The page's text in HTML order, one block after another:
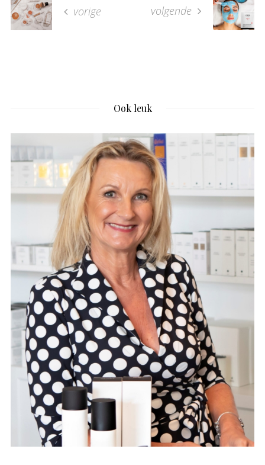
vorige volgende
Ook leuk